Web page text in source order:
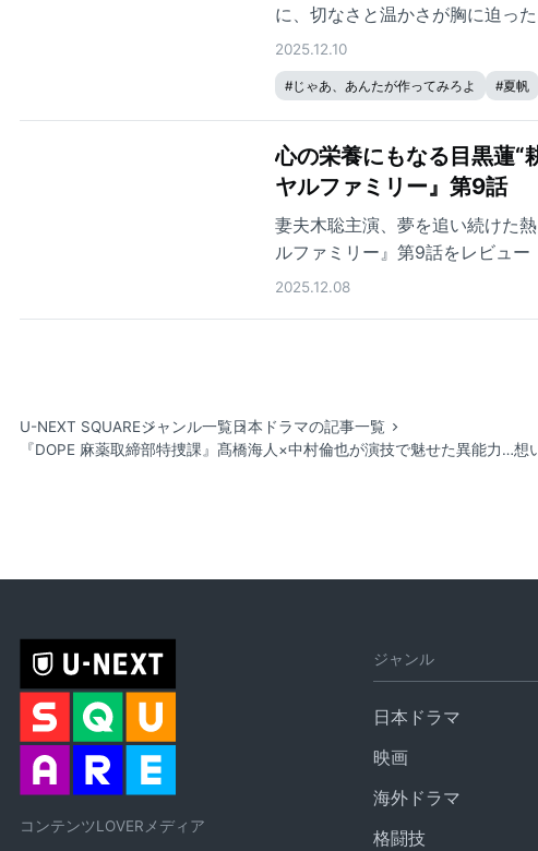
に、切なさと温かさが胸に迫った
2025.12.10
#じゃあ、あんたが作ってみろよ #夏帆
心の栄養にもなる目黒蓮“
ヤルファミリー』第9話
妻夫木聡主演、夢を追い続けた
ルファミリー』第9話をレビュー
2025.12.08
U-NEXT SQUAREジャンル一覧日本ドラマの記事一覧
『DOPE 麻薬取締部特捜課』髙橋海人×中村倫也が演技で魅せた異能力…
コンテンツLOVERメディア
ジャンル
日本ドラマ
映画
海外ドラマ
格闘技